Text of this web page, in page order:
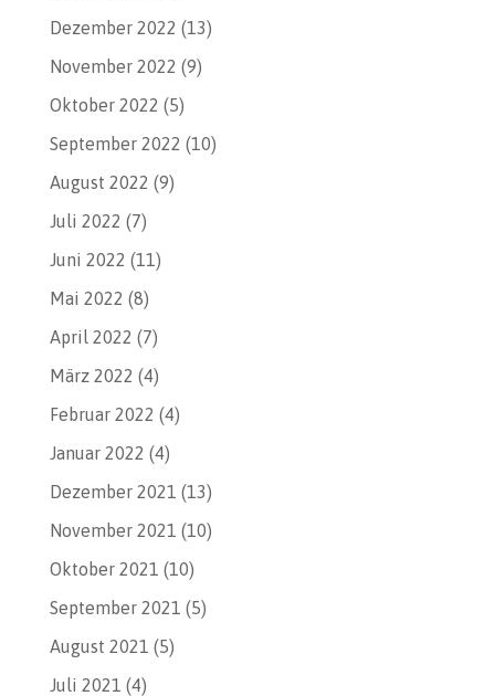
Dezember 2022 (13)
November 2022 (9)
Oktober 2022 (5)
September 2022 (10)
August 2022 (9)
Juli 2022 (7)
Juni 2022 (11)
Mai 2022 (8)
April 2022 (7)
März 2022 (4)
Februar 2022 (4)
Januar 2022 (4)
Dezember 2021 (13)
November 2021 (10)
Oktober 2021 (10)
September 2021 (5)
August 2021 (5)
Juli 2021 (4)